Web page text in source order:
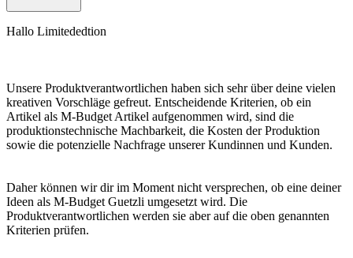
Hallo Limitededtion
Unsere Produktverantwortlichen haben sich sehr über deine vielen
kreativen Vorschläge gefreut. Entscheidende Kriterien, ob ein
Artikel als M-Budget Artikel aufgenommen wird, sind die
produktionstechnische Machbarkeit, die Kosten der Produktion
sowie die potenzielle Nachfrage unserer Kundinnen und Kunden.
Daher können wir dir im Moment nicht versprechen, ob eine deiner
Ideen als M-Budget Guetzli umgesetzt wird. Die
Produktverantwortlichen werden sie aber auf die oben genannten
Kriterien prüfen.